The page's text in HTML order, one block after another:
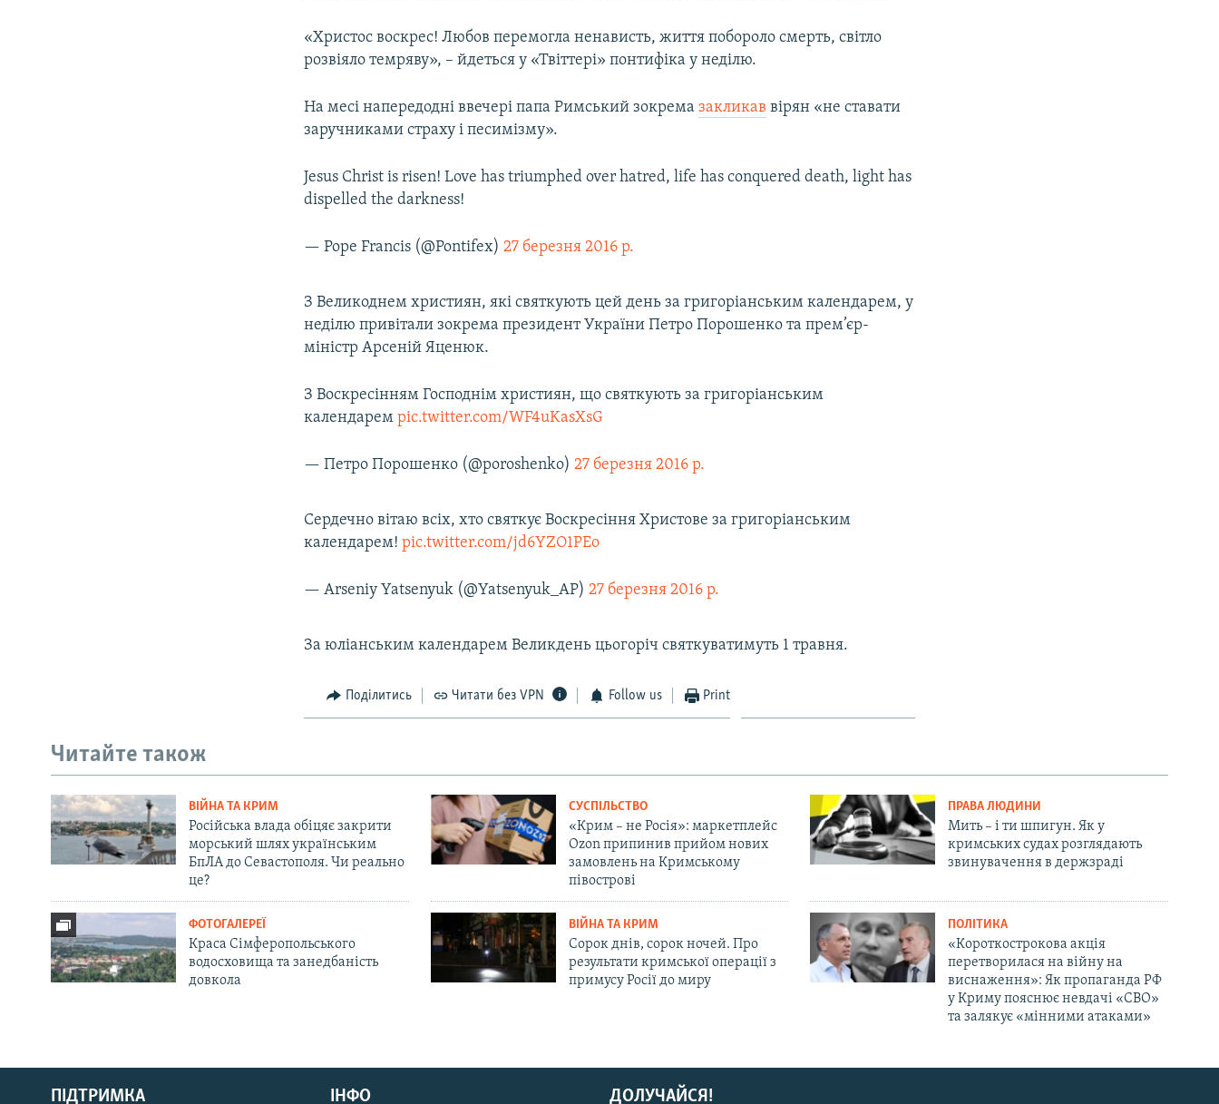
Русский
Qırımtatar
«Христос воскрес! Любов перемогла ненависть, життя побороло смерть, світло
розвіяло темряву», – йдеться у «Твіттері» понтифіка у неділю.
На месі напередодні ввечері папа Римський зокремазакликав вірян «не ставати
заручниками страху і песимізму».
Jesus Christ is risen! Love has triumphed over hatred, life has conquered death, light has
dispelled the darkness!
— Pope Francis (@Pontifex)27 березня 2016 р.
З Великоднем християн, які святкують цей день за григоріанським календарем, у
неділю привітали зокрема президент України Петро Порошенко та прем’єр-
міністр Арсеній Яценюк.
З Воскресінням Господнім християн, що святкують за григоріанським
календаремpic.twitter.com/WF4uKasXsG
— Петро Порошенко (@poroshenko)27 березня 2016 р.
Сердечно вітаю всіх, хто святкує Воскресіння Христове за григоріанським
календарем!pic.twitter.com/jd6YZO1PEo
— Arseniy Yatsenyuk (@Yatsenyuk_AP)27 березня 2016 р.
За юліанським календарем Великдень цьогоріч святкуватимуть 1 травня.
Поділитись Читати без VPN Follow us Print
Читайте також
ВІЙНА ТА КРИМ
Російська влада обіцяє закрити
морський шлях українським
БпЛА до Севастополя. Чи реально
це?
СУСПІЛЬСТВО
«Крим – не Росія»: маркетплейс
Ozon припинив прийом нових
замовлень на Кримському
півострові
ПРАВА ЛЮДИНИ
Мить – і ти шпигун. Як у
кримських судах розглядають
звинувачення в держзраді
ФОТОГАЛЕРЕЇ
Краса Сімферопольського
водосховища та занедбаність
довкола
ВІЙНА ТА КРИМ
Сорок днів, сорок ночей. Про
результати кримської операції з
примусу Росії до миру
ПОЛІТИКА
«Короткострокова акція
перетворилася на війну на
виснаження»: Як пропаганда РФ
у Криму пояснює невдачі «СВО»
та залякує «мінними атаками»
ДОЛУЧАЙСЯ!
ПІДТРИМКА ІНФО